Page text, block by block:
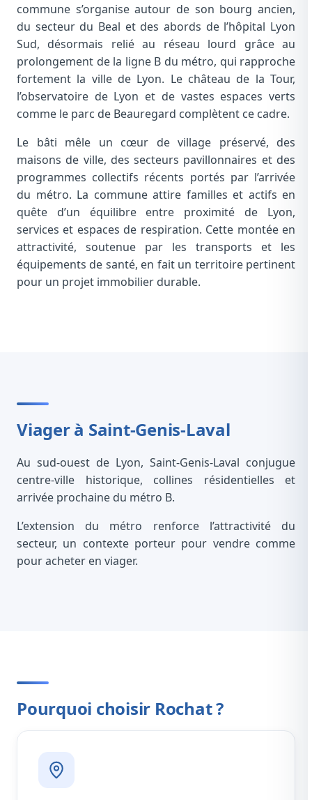
commune s’organise autour de son bourg ancien,
du secteur du Beal et des abords de l’hôpital Lyon
Sud, désormais relié au réseau lourd grâce au
prolongement de la ligne B du métro, qui rapproche
fortement la ville de Lyon. Le château de la Tour,
l’observatoire de Lyon et de vastes espaces verts
comme le parc de Beauregard complètent ce cadre.
Le bâti mêle un cœur de village préservé, des
maisons de ville, des secteurs pavillonnaires et des
programmes collectifs récents portés par l’arrivée
du métro. La commune attire familles et actifs en
quête d’un équilibre entre proximité de Lyon,
services et espaces de respiration. Cette montée en
attractivité, soutenue par les transports et les
équipements de santé, en fait un territoire pertinent
pour un projet immobilier durable.
Viager à Saint-Genis-Laval
Au sud-ouest de Lyon, Saint-Genis-Laval conjugue
centre-ville historique, collines résidentielles et
arrivée prochaine du métro B.
L’extension du métro renforce l’attractivité du
secteur, un contexte porteur pour vendre comme
pour acheter en viager.
Pourquoi choisir Rochat ?